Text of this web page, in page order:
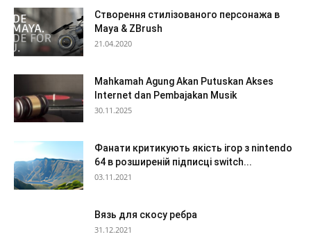
Створення стилізованого персонажа в
Maya & ZBrush
21.04.2020
Mahkamah Agung Akan Putuskan Akses
Internet dan Pembajakan Musik
30.11.2025
Фанати критикують якість ігор з nintendo
64 в розширеній підписці switch...
03.11.2021
Вязь для скосу ребра
31.12.2021